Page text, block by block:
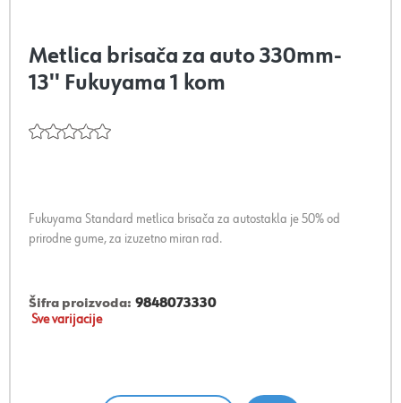
Metlica brisača za auto 330mm-
13'' Fukuyama 1 kom
Fukuyama Standard metlica brisača za autostakla je 50% od
prirodne gume, za izuzetno miran rad.
Šifra proizvoda: 9848073330
Sve varijacije